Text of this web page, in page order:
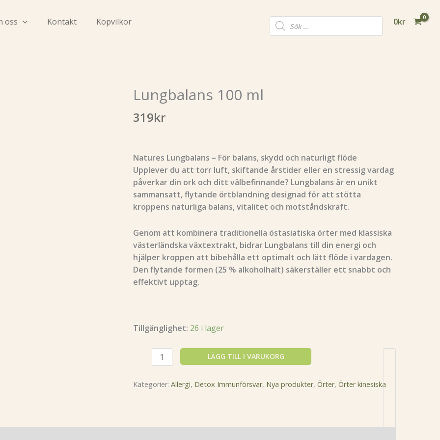
oss Kontakt Köpvilkor Products
search
0kr
Lungbalans 100 ml
319kr
Natures Lungbalans – För balans, skydd och naturligt flöde
Upplever du att torr luft, skiftande årstider eller en stressig vardag
påverkar din ork och ditt välbefinnande? Lungbalans är en unikt
sammansatt, flytande örtblandning designad för att stötta
kroppens naturliga balans, vitalitet och motståndskraft.
Genom att kombinera traditionella östasiatiska örter med klassiska
västerländska växtextrakt, bidrar Lungbalans till din energi och
hjälper kroppen att bibehålla ett optimalt och lätt flöde i vardagen.
Den flytande formen (25 % alkoholhalt) säkerställer ett snabbt och
effektivt upptag.
Tillgänglighet: 26 i lager
Lungbalans
100
ml
LÄGG TILL I VARUKORG
Kategorier: Allergi, Detox Immunförsvar, Nya produkter, Örter, Örter kinesiska